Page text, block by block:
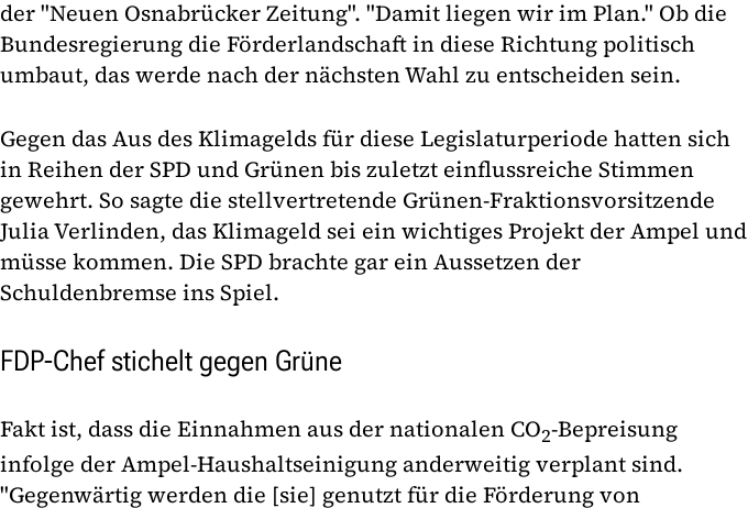
der "Neuen Osnabrücker Zeitung". "Damit liegen wir im Plan." Ob die
Bundesregierung die Förderlandschaft in diese Richtung politisch
umbaut, das werde nach der nächsten Wahl zu entscheiden sein.
Gegen das Aus des Klimagelds für diese Legislaturperiode hatten sich
in Reihen der SPD und Grünen bis zuletzt einflussreiche Stimmen
gewehrt. So sagte die stellvertretende Grünen-Fraktionsvorsitzende
Julia Verlinden, das Klimageld sei ein wichtiges Projekt der Ampel und
müsse kommen. Die SPD brachte gar ein Aussetzen der
Schuldenbremse ins Spiel.
FDP-Chef stichelt gegen Grüne
Fakt ist, dass die Einnahmen aus der nationalen CO2-Bepreisung
infolge der Ampel-Haushaltseinigung anderweitig verplant sind.
"Gegenwärtig werden die [sie] genutzt für die Förderung von